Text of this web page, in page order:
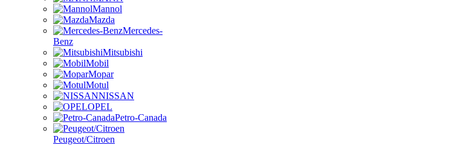
Mannol
Mazda
Mercedes-
Benz
Mitsubishi
Mobil
Mopar
Motul
NISSAN
OPEL
Petro-Canada
Peugeot/Citroen